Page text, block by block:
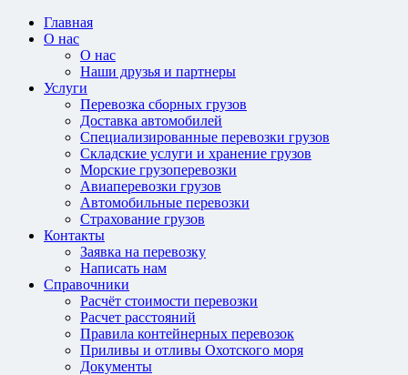
Главная
О нас
О нас
Наши друзья и партнеры
Услуги
Перевозка сборных грузов
Доставка автомобилей
Специализированные перевозки грузов
Складские услуги и хранение грузов
Морские грузоперевозки
Авиаперевозки грузов
Автомобильные перевозки
Страхование грузов
Контакты
Заявка на перевозку
Написать нам
Справочники
Расчёт стоимости перевозки
Расчет расстояний
Правила контейнерных перевозок
Приливы и отливы Охотского моря
Документы